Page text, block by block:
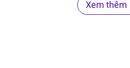
Xem thêm